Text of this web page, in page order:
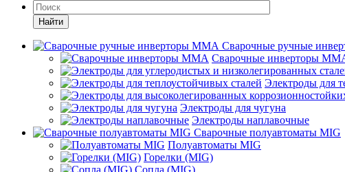
Найти
Сварочные ручные
Сварочные инверторы
Электроды для
Электроды для чугуна
Электроды наплавочные
Сварочные полуавтоматы MIG
Полуавтоматы MIG
Горелки (MIG)
Сопла (MIG)